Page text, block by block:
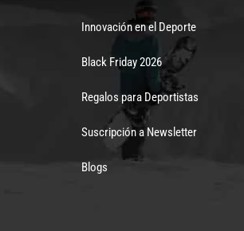
Innovación en el Deporte
Black Friday 2026
Regalos para Deportistas
Suscripción a Newsletter
Blogs